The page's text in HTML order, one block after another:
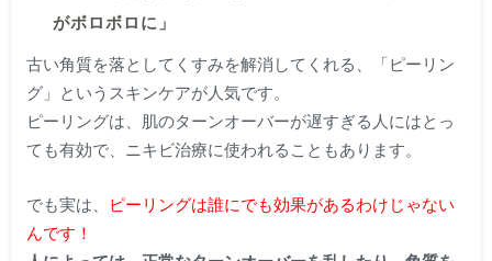
がボロボロに」
古い角質を落としてくすみを解消してくれる、「ピーリン
グ」というスキンケアが人気です。
ピーリングは、肌のターンオーバーが遅すぎる人にはとっ
ても有効で、ニキビ治療に使われることもあります。
でも実は、
ピーリングは誰にでも効果があるわけじゃない
んです！